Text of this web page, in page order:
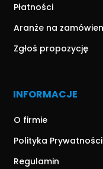
Płatności
Aranże na
Zgłoś propozycję
INFORMACJE
O firmie
Polityka Prywatności
Regulamin